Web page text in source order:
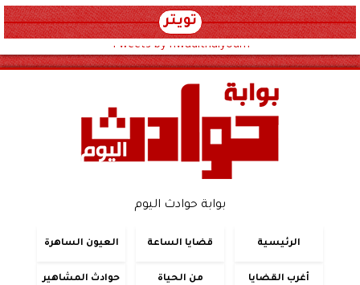
تويتر
Tweets by hwadithalyoum
بوابة حوادث اليوم
الرئيسية قضايا الساعة العيون الساهرة
أغرب القضايا من الحياة حوادث المشاهير